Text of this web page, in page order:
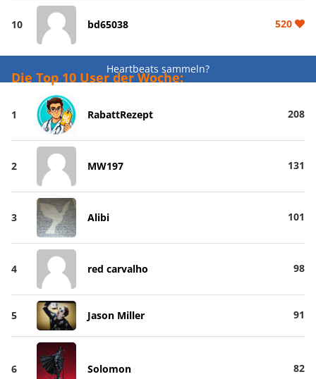
10 bd65038 520
Heartbeats sammeln?
Die Top 10 User der Woche:
1 RabattRezept 208
2 MW197 131
3 Alibi 101
4 red carvalho 98
5 Jason Miller 91
6 Solomon 82